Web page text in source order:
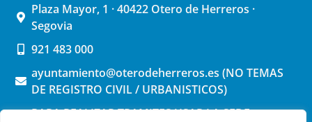
Plaza Mayor, 1 · 40422 Otero de Herreros ·
Segovia
921 483 000
ayuntamiento@oterodeherreros.es (NO TEMAS
DE REGISTRO CIVIL / URBANISTICOS)
PARA REALIZAR TRAMITES USAR LA SEDE